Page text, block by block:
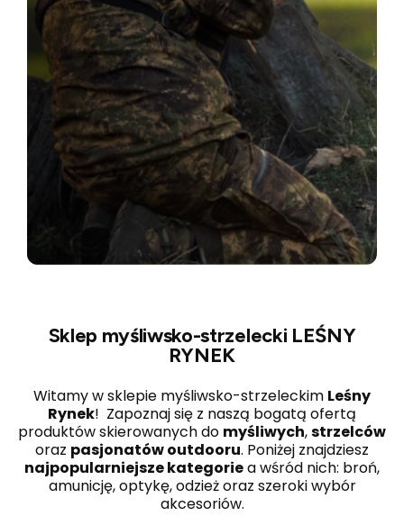
Sklep myśliwsko-strzelecki LEŚNY
RYNEK
Witamy w sklepie myśliwsko-strzeleckim Leśny
Rynek! Zapoznaj się z naszą bogatą ofertą
produktów skierowanych do myśliwych,strzelców
oraz pasjonatów outdooru. Poniżej znajdziesz
najpopularniejsze kategoriea wśród nich: broń,
amunicję, optykę, odzież oraz szeroki wybór
akcesoriów.